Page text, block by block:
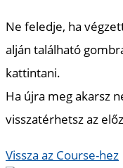
Ne feledje, ha
alján található
kattintani.
Ha újra meg akarsz
visszatérhetsz az
Vissza az Course-hez